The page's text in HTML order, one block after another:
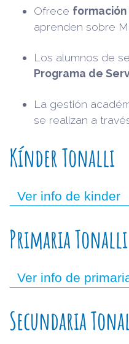
Ofrece
aprenden sobre
Los alumnos de
Programa de
La gestión
se realizan a
Kínder Tonalli
Ver info de kinder
Primaria Tonalli
Ver info de
Secundaria